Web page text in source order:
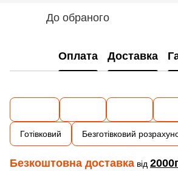
До обраного
Оплата Доставка
Готівковий Безготівковий
Безкоштовна доставка від